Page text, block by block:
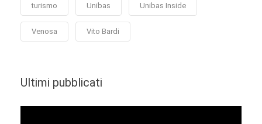
turismo Unibas Unibas Inside
Venosa Vito Bardi
Ultimi pubblicati